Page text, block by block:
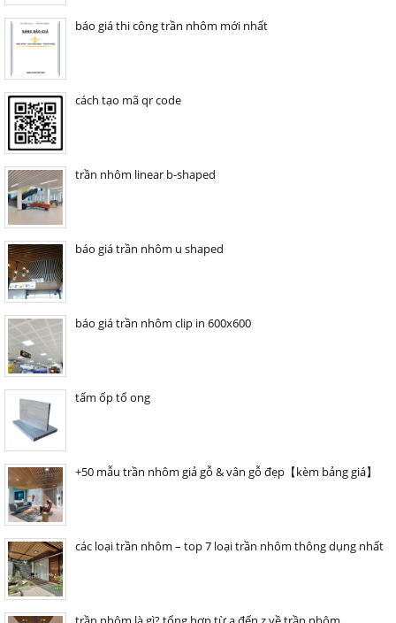
báo giá thi công trần nhôm mới nhất
cách tạo mã qr code
trần nhôm linear b-shaped
báo giá trần nhôm u shaped
báo giá trần nhôm clip in 600x600
tấm ốp tổ ong
+50 mẫu trần nhôm giả gỗ & vân gỗ đẹp【kèm bảng giá】
các loại trần nhôm – top 7 loại trần nhôm thông dụng nhất